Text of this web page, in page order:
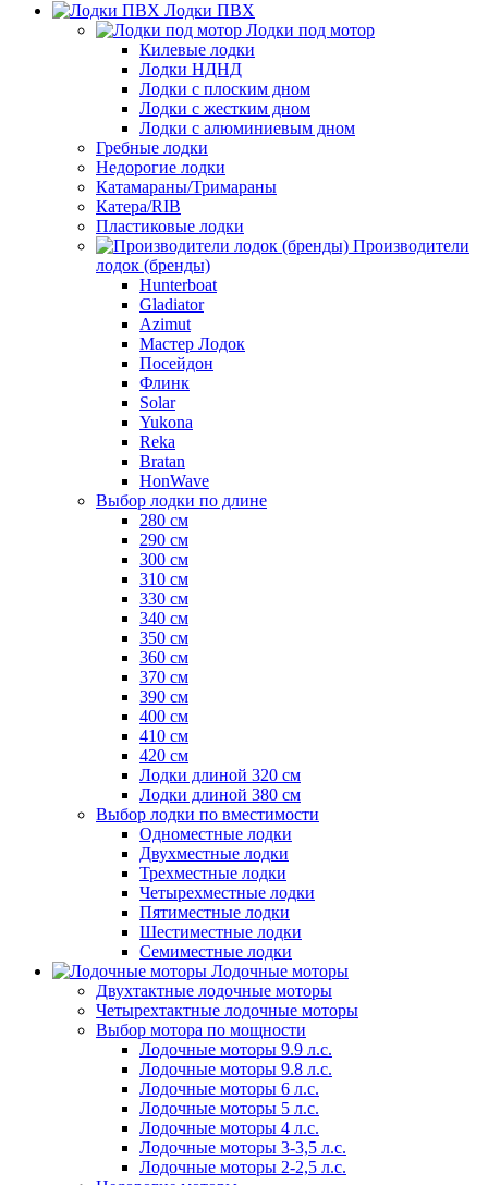
Лодки ПВХ
Лодки под мотор
Килевые лодки
Лодки НДНД
Лодки с плоским дном
Лодки с жестким дном
Лодки с алюминиевым дном
Гребные лодки
Недорогие лодки
Катамараны/Тримараны
Катера/RIB
Пластиковые лодки
Производители
лодок (бренды)
Hunterboat
Gladiator
Azimut
Мастер Лодок
Посейдон
Флинк
Solar
Yukona
Reka
Bratan
HonWave
Выбор лодки по длине
280 см
290 см
300 см
310 см
330 см
340 см
350 см
360 см
370 см
390 см
400 см
410 см
420 см
Лодки длиной 320 см
Лодки длиной 380 см
Выбор лодки по вместимости
Одноместные лодки
Двухместные лодки
Трехместные лодки
Четырехместные лодки
Пятиместные лодки
Шестиместные лодки
Семиместные лодки
Лодочные моторы
Двухтактные лодочные моторы
Четырехтактные лодочные моторы
Выбор мотора по мощности
Лодочные моторы 9.9 л.с.
Лодочные моторы 9.8 л.с.
Лодочные моторы 6 л.с.
Лодочные моторы 5 л.с.
Лодочные моторы 4 л.с.
Лодочные моторы 3-3,5 л.с.
Лодочные моторы 2-2,5 л.с.